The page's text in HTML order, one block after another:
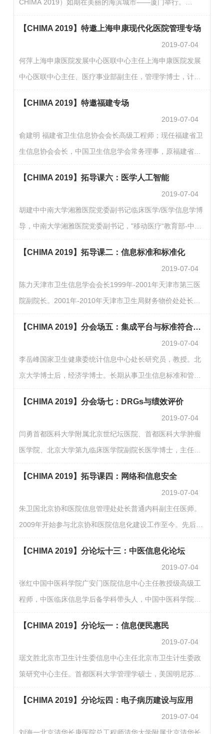
员、中国医院协会刘谦会长为大会开幕式做致辞。他强
调：“中国医院信息网络大会是中国医院协会信息专委会组织
CHIMA 2019）如期在美丽的海滨城市——厦门举行。
准化、信息中心管理与实践、云计算技术、网络和信息安
全、大数据处理与分析技术、医学人工智能等话题，内容紧
跟当前HIT最热门的技术和管理话题，吸引与会人士踊跃参
与。拓导课主要探讨当前医院信息化建设过程中面临的技术
和管理难题，与此同时，福建专场，攻防演练培训，优秀论
【CHIMA 2019】特邀上海申康现代化医院管理专场
2019-07-04
何萍上海申康医院发展中心医联中心主任上海申康医院发展
中心医联中心主任、医疗事业部副主任，管理学博士，计算
院数字化的建设，实现38家市级医院间临床诊疗信息的共
享，具有很强的医院信息系统应用与区域医疗整体协调发展
的融合能力。目前担任中国医院协会信息管理专委会常委、
上海市医院协会信息管理专委会副主委、中国卫生信息与健
康医疗大数据学会常务理事、上海物联网行业协会副会长、
【CHIMA 2019】特邀福建专场
2019-07-04
俞建明 福建省卫生信息协会会长高级工程师；现任福建省卫
生信息协会会长，中国卫生信息学会常务理事，原福建省卫
长期在医疗卫生单位和卫生行政部门从事卫生信息化管理工
作。2000年以来，主要参与组织建设并主持设计的福建省卫
生信息化项目有：福建省社保卡就诊一卡通建设，福建省居
民健康信息系统建设、福建省基层卫生信息系统建设等项
目。曾荣获省级科技进步二等奖一项，省卫生科技进步一等
【CHIMA 2019】拓导课六：医学人工智能
2019-07-04
胡建中中南大学湘雅医院党委副书记临床医学/医学信息学博
导，中南大学湘雅医院党委副书记，"移动医疗“教育部-中国
常委，中国医院协会信息专委会常委。李劲松 浙江大学教
授、博士生导师，浙江省“千人计划”入选专家沈剑峰国家卫
生健康委规划司大数据办 调研员研究员、医学博士演讲主
题：医学人工智能应用研究介绍人工智能在医学领域的应用
谢颖夫云南省第一人民医院信息中心主任1968年6月出生
【CHIMA 2019】拓导课二：信息标准和标准化
2019-07-04
陈力天津市卫生信息学会会长1999年-2001年天津市第三医
院副院长。2001年-2010年天津市卫生局财务物价处处长。
天津市卫生计生委信息化管理处处长。2017年天津市卫生信
协会信息专业委员会（chima）常务委员、中国卫生信息学
会理事、中国医院协会医院情报图书专业委员会常委、江西
省医院协会医学信息管理专业委员会副主任委员、江西省医
【CHIMA 2019】分会场五：集成平台与标准符合性测试
2019-07-04
李岳峰国家卫生健康委统计信息中心处长研究员，教授。北
京大学博士后，经济学博士。长期从事卫生信息标准和管理
现兼任国家卫生健康委标准委员会信息标准专业委员会委
员、副秘书长，中国卫生信息与健康医疗大数据学会信息标
准专业委员会副主任委员、健康档案与区域卫生专业委员会
副主任委员。获省部级科学技术奖三等奖2次。主编《卫生经
济学》、《健康信息管理》等高校教材，在SCI和《科学通
【CHIMA 2019】分会场七：DRGs与绩效评价
2019-07-04
闫勇首都医科大学附属北京世纪坛医院、首都医科大学肿瘤
医学院、北京大学第九临床医学院副院长医学博士，主任医
北京市DRG项目组DRG临床应用研究组组长、中国医师学会
男科分会全国委员、北京泌尿外科发展基金会副理事长、北
京中西医结合协会男科专业委员会常委、中国国际健康促进
会泌尿外科分会常委等。共发表各类医学及医院管理类论文
50余篇，主持多个科研项目。郭默宁北京市卫生计生委信息
【CHIMA 2019】拓导课四：网络和信息安全
2019-07-04
朱卫国北京协和医院信息管理处处长普通内科副主任医师。
2009年开始参与北京协和医院信息化建设工作至今。先后参
作。2016年被评为2015-2016年度中国医院优秀CIO。中国
医院协会信息专业委员会秘书长，中国医药信息学会电子病
历与健康档案专业委员会副主委，中国研究型医院学会医疗
信息化分会医疗和临床科研大数据专业委员会副主委，北京
卫生信息技术协会常务理事等。陈亮山西医科大学第二医院
【CHIMA 2019】分论坛十三：中医信息化论坛
2019-07-04
张红中国中医科学院广安门医院信息中心主任教授级高级工
程师，中医临床信息学后备学科带头人，中国中医科学院广
SCI 文章1篇，EI两篇，核心期刊50余篇，著书3部，主持参
与各级科研课题20余项。刘春玲北京中医药大学东直门医院
信息中心主任刘春玲，北京中医药大学东直门医院信息中心
主任、高级项目管理师。从事医院信息化建设20余年，主要
负责医院信息化建设项目规划设计、实施和保障工作。曾参
【CHIMA 2019】分论坛一：信息便民惠民
2019-07-04
琚文胜北京市卫生计生委信息中心主任北京市卫生计生委政
策研究中心主任。首都医科大学管理学硕士，美国明尼苏达
息系统建设规划》、《北京市“十三五”时期全民健康信息化
发展规划》等。主持完成了电子病历共享工程、社区卫生服
【CHIMA 2019】分论坛四：电子病历建设与应用
2019-07-04
刘海一北京清华长庚医院总工程师清华大学附属北京清华长